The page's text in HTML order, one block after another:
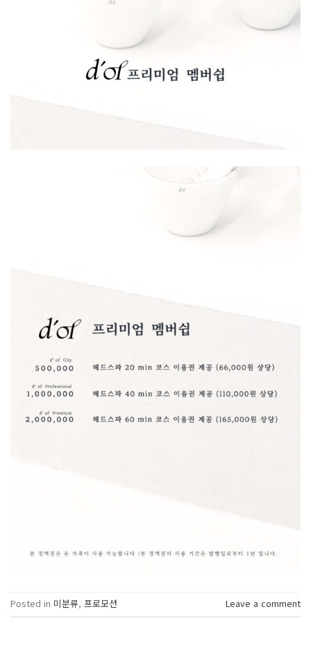
Posted in 미분류, 프로모션 Leave a comment